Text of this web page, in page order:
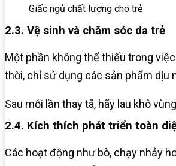
Giấc ngủ chất lượng cho trẻ
2.3. Vệ sinh và chăm sóc da trẻ
Một phần không thể thiếu trong
thời, chỉ sử dụng các sản phẩm dịu
Sau mỗi lần thay tã, hãy lau khô
2.4. Kích thích phát triển toàn
Các hoạt động như bò, chạy nhảy